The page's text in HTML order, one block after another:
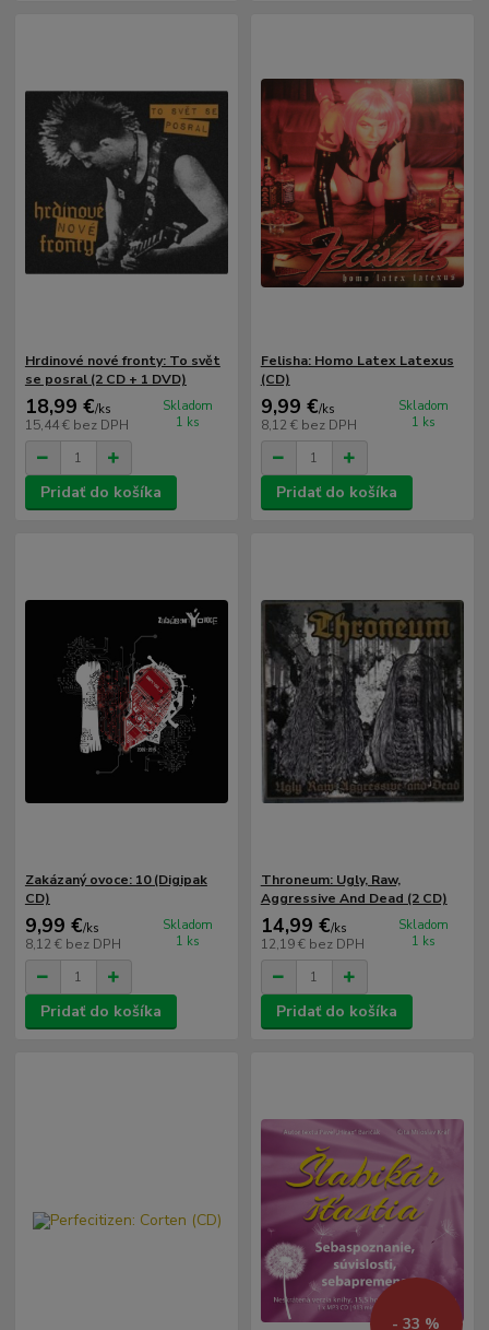
Hrdinové nové fronty: To svět
se posral (2 CD + 1 DVD)
18,99 €/ks
15,44 € bez DPH
Skladom
1 ks
Pridať do košíka
Felisha: Homo Latex Latexus
(CD)
9,99 €/ks
8,12 € bez DPH
Skladom
1 ks
Pridať do košíka
Zakázaný ovoce: 10 (Digipak
CD)
9,99 €/ks
8,12 € bez DPH
Skladom
1 ks
Pridať do košíka
Throneum: Ugly, Raw,
Aggressive And Dead (2 CD)
14,99 €/ks
12,19 € bez DPH
Skladom
1 ks
Pridať do košíka
- 33 %